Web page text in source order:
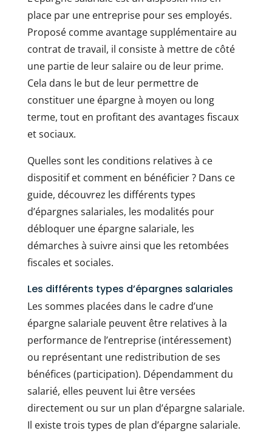
place par une entreprise pour ses employés.
Proposé comme avantage supplémentaire au
contrat de travail, il consiste à mettre de côté
une partie de leur salaire ou de leur prime.
Cela dans le but de leur permettre de
constituer une épargne à moyen ou long
terme, tout en profitant des avantages fiscaux
et sociaux.
Quelles sont les conditions relatives à ce
dispositif et comment en bénéficier ? Dans ce
guide, découvrez les différents types
d’épargnes salariales, les modalités pour
débloquer une épargne salariale, les
démarches à suivre ainsi que les retombées
fiscales et sociales.
Les différents types d’épargnes salariales
Les sommes placées dans le cadre d’une
épargne salariale peuvent être relatives à la
performance de l’entreprise (intéressement)
ou représentant une redistribution de ses
bénéfices (participation). Dépendamment du
salarié, elles peuvent lui être versées
directement ou sur un plan d’épargne salariale.
Il existe trois types de plan d’épargne salariale.